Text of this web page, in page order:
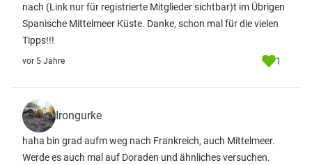
nach (Link nur für registrierte Mitglieder sichtbar)t im Übrigen
Spanische Mittelmeer Küste. Danke, schon mal für die vielen
Tipps!!!
vor 5 Jahre 1
Irongurke
haha bin grad aufm weg nach Frankreich, auch Mittelmeer.
Werde es auch mal auf Doraden und ähnliches versuchen.